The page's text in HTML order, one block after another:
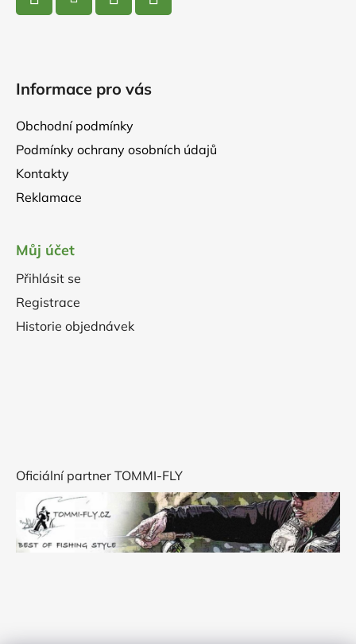
Informace pro vás
Obchodní podmínky
Podmínky ochrany osobních údajů
Kontakty
Reklamace
Můj účet
Přihlásit se
Registrace
Historie objednávek
Oficiální partner TOMMI-FLY